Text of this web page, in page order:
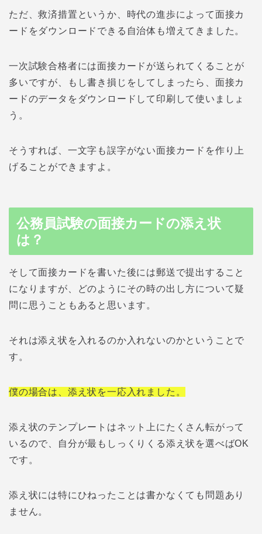
ただ、救済措置というか、時代の進歩によって面接カ
ードをダウンロードできる自治体も増えてきました。
一次試験合格者には面接カードが送られてくることが
多いですが、もし書き損じをしてしまったら、面接カ
ードのデータをダウンロードして印刷して使いましょ
う。
そうすれば、一文字も誤字がない面接カードを作り上
げることができますよ。
公務員試験の面接カードの添え状
は？
そして面接カードを書いた後には郵送で提出すること
になりますが、どのようにその時の出し方について疑
問に思うこともあると思います。
それは添え状を入れるのか入れないのかということで
す。
僕の場合は、添え状を一応入れました。
添え状のテンプレートはネット上にたくさん転がって
いるので、自分が最もしっくりくる添え状を選べばOK
です。
添え状には特にひねったことは書かなくても問題あり
ません。